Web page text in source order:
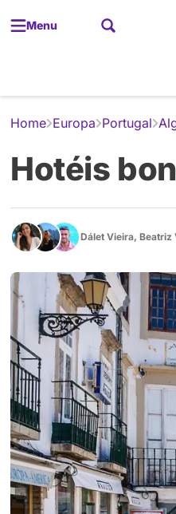
Menu
Home Europa Portugal
Hotéis
Dálet Vieira, Beatriz